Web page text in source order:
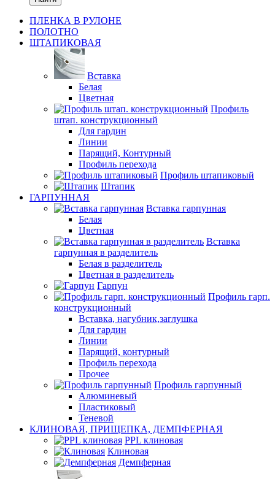
ПЛЕНКА В РУЛОНЕ
ПОЛОТНО
ШТАПИКОВАЯ
Вставка
Белая
Цветная
Профиль
штап. конструкционный
Для гардин
Линии
Парящий, Контурный
Профиль перехода
Профиль штапиковый
Штапик
ГАРПУННАЯ
Вставка гарпунная
Белая
Цветная
Вставка
гарпунная в разделитель
Белая в разделитель
Цветная в разделитель
Гарпун
Профиль гарп.
конструкционный
Вставка, нагубник,заглушка
Для гардин
Линии
Парящий, контурный
Профиль перехода
Прочее
Профиль гарпунный
Алюминевый
Пластиковый
Теневой
КЛИНОВАЯ, ПРИЩЕПКА, ДЕМПФЕРНАЯ
PPL клиновая
Клиновая
Демпферная